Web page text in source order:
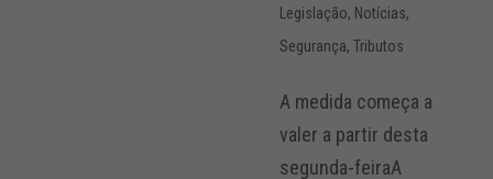
Legislação, Notícias,
Segurança, Tributos
A medida começa a
valer a partir desta
segunda-feiraA